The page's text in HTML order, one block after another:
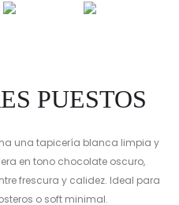
PUESTOS
una tapicería blanca limpia y
en tono chocolate oscuro,
frescura y calidez. Ideal para
o soft minimal.